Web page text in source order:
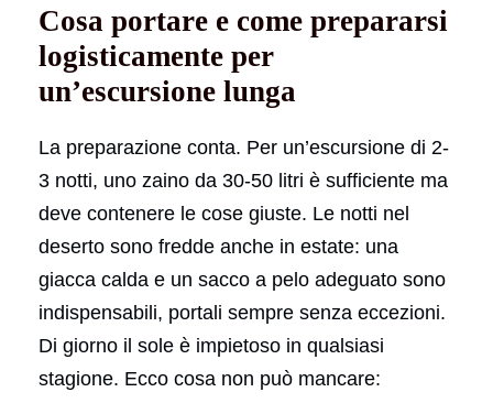
Cosa portare e come prepararsi
logisticamente per
un’escursione lunga
La preparazione conta. Per un’escursione di 2-
3 notti, uno zaino da 30-50 litri è sufficiente ma
deve contenere le cose giuste. Le notti nel
deserto sono fredde anche in estate: una
giacca calda e un sacco a pelo adeguato sono
indispensabili, portali sempre senza eccezioni.
Di giorno il sole è impietoso in qualsiasi
stagione. Ecco cosa non può mancare: